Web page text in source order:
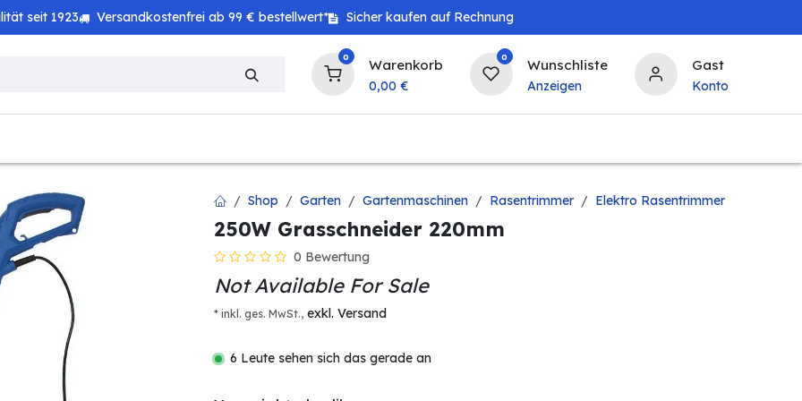
seit 1923 Versandkostenfrei ab 99 € bestellwert* Sicher kaufen auf Rechnung
0 Warenkorb
0,00 €
0 Wunschliste
Anzeigen
Gast
Konto
Shop Garten Gartenmaschinen Rasentrimmer Elektro Rasentrimmer
250W Grasschneider 220mm
0 Bewertung
Not Available For Sale
* inkl. ges. MwSt., exkl. Versand
6 Leute sehen sich das gerade an